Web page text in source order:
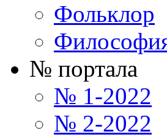
Фольклор
№ портала
№ 1-2022
№ 2-2022